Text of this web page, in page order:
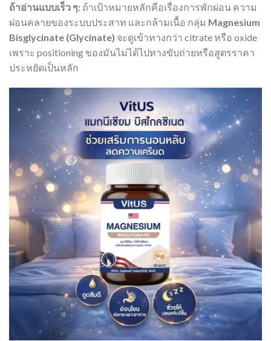
ถ้าอ่านแบบเร็ว ๆ: ถ้าเป้าหมายหลักคือเรื่องการพักผ่อน ความ
ผ่อนคลายของระบบประสาท และกล้ามเนื้อ กลุ่ม Magnesium
Bisglycinate (Glycinate) จะดูเข้าทางกว่า citrate หรือ oxide
เพราะ positioning ของมันไม่ได้ไปทางขับถ่ายหรือสูตรราคา
ประหยัดเป็นหลัก